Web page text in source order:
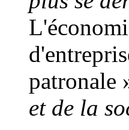
patronale
et de la